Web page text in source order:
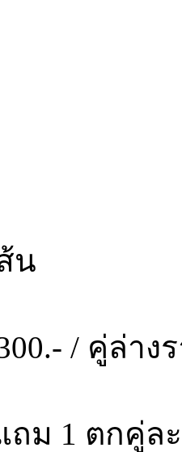
น
/ คู่ล่าง
ม 1 ตกคู่ละ